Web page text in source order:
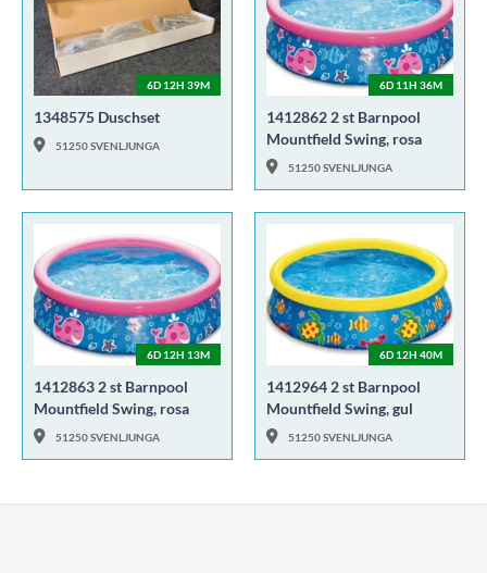
6D 12H 39M
1348575 Duschset
51250 SVENLJUNGA
6D 11H 36M
1412862 2 st Barnpool
Mountfield Swing, rosa
51250 SVENLJUNGA
6D 12H 13M
1412863 2 st Barnpool
Mountfield Swing, rosa
51250 SVENLJUNGA
6D 12H 40M
1412964 2 st Barnpool
Mountfield Swing, gul
51250 SVENLJUNGA